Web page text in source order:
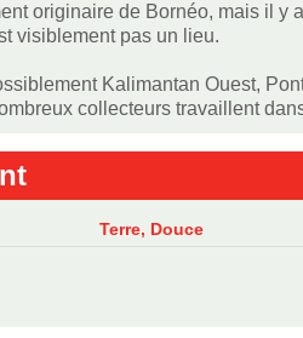
originaire de Bornéo, mais il
visiblement pas un lieu.
Kalimantan Ouest,
collecteurs travaillent
Terre, Douce